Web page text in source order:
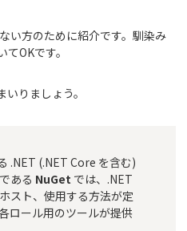
い方のために紹介です。馴染み
OKです。
いりましょう。
.NET (.NET Core を含む)
ある NuGet では、.NET
スト、使用する方法が定
ロール用のツールが提供